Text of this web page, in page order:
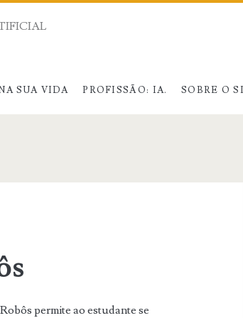
SUA VIDA PROFISSÃO: IA. SOBRE O
permite ao estudante se